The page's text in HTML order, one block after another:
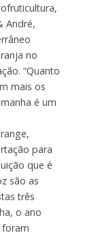
André,
no
“Quanto
mais os
é um
para
que é
são as
três
o ano
foram